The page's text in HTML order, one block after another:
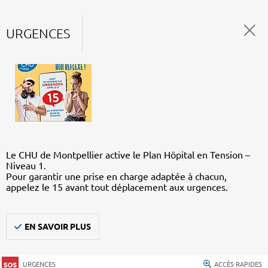
URGENCES
Le CHU de Montpellier active le Plan Hôpital en Tension –
Niveau 1.
Pour garantir une prise en charge adaptée à chacun,
appelez le 15 avant tout déplacement aux urgences.
EN SAVOIR PLUS
URGENCES ACCÈS RAPIDES